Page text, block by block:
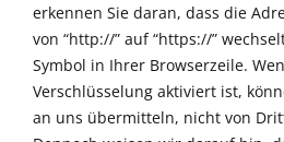
erkennen Sie daran, dass die
von “http://” auf “https://”
Symbol in Ihrer Browserzeile.
Verschlüsselung aktiviert ist,
an uns übermitteln, nicht von